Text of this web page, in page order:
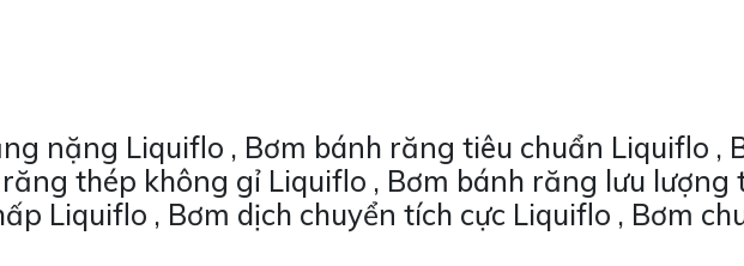
nặng Liquiflo , Bơm bánh răng tiêu chuẩn Liquiflo ,
thép không gỉ Liquiflo , Bơm bánh răng lưu lượng
Liquiflo , Bơm dịch chuyển tích cực Liquiflo , Bơm